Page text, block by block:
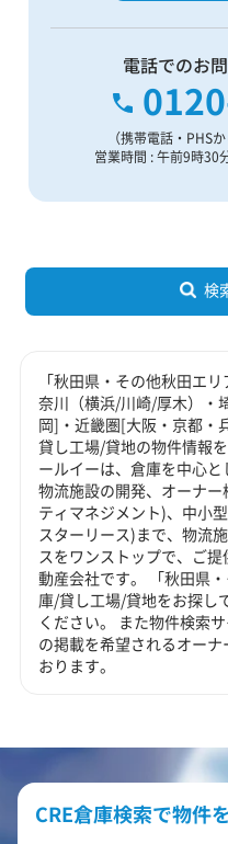
電話でのお
（携帯電話・PHS
営業時間 : 午前9時30
検
「秋田県・その他秋田エ
奈川（横浜/川崎/厚木）・
岡]・近畿圏[大阪・京都・
貸し工場/貸地の物件情報
ールイーは、倉庫を中心と
物流施設の開発、オーナ
ティマネジメント)、中小
スターリース)まで、物流
スをワンストップで、ご
動産会社です。 「秋田県
庫/貸し工場/貸地をお探し
ください。 また物件検索
の掲載を希望されるオー
おります。
CRE倉庫検索で物件